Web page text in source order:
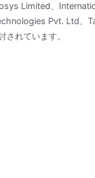
Limited、
Pvt. Ltd、
されています。